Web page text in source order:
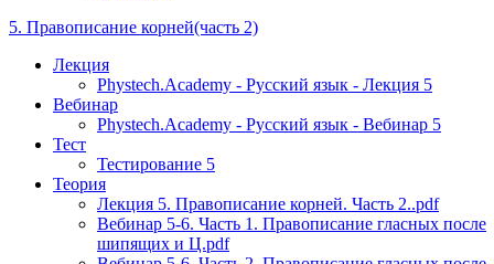
5. Правописание корней(часть 2)
Лекция
Phystech.Academy - Русский язык - Лекция 5
Вебинар
Phystech.Academy - Русский язык - Вебинар 5
Тест
Тестирование 5
Теория
Лекция 5. Правописание корней. Часть 2..pdf
Вебинар 5-6. Часть 1. Правописание гласных после
шипящих и Ц.pdf